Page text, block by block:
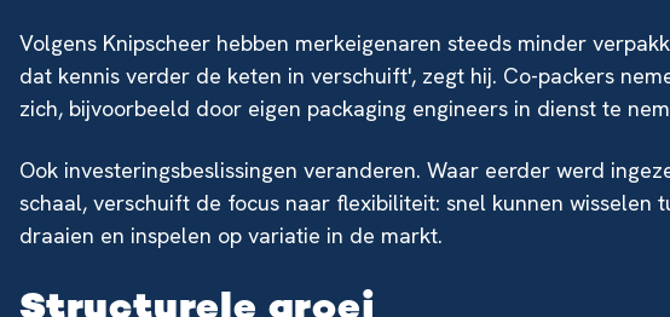
Volgens Knipscheer hebben merkeigenaren steeds minder
dat kennis verder de keten in verschuift', zegt hij. Co-packers
zich, bijvoorbeeld door eigen packaging engineers in dienst te
Ook investeringsbeslissingen veranderen. Waar eerder werd
schaal, verschuift de focus naar flexibiliteit: snel kunnen wisselen
draaien en inspelen op variatie in de markt.